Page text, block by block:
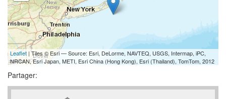
Leaflet | Tiles © Esri — Source: Esri, DeLorme, NAVTEQ, USGS, Intermap, iPC,
NRCAN, Esri Japan, METI, Esri China (Hong Kong), Esri (Thailand), TomTom, 2012
Partager: